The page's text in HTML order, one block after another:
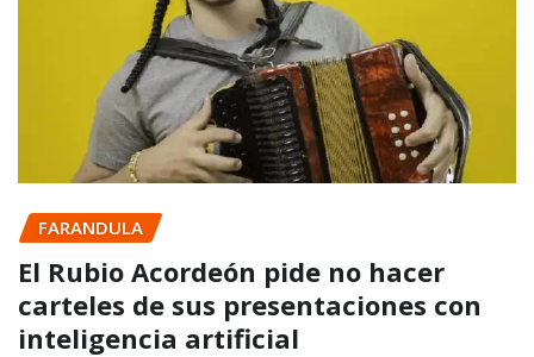
FARANDULA
El Rubio Acordeón pide no hacer
carteles de sus presentaciones con
inteligencia artificial